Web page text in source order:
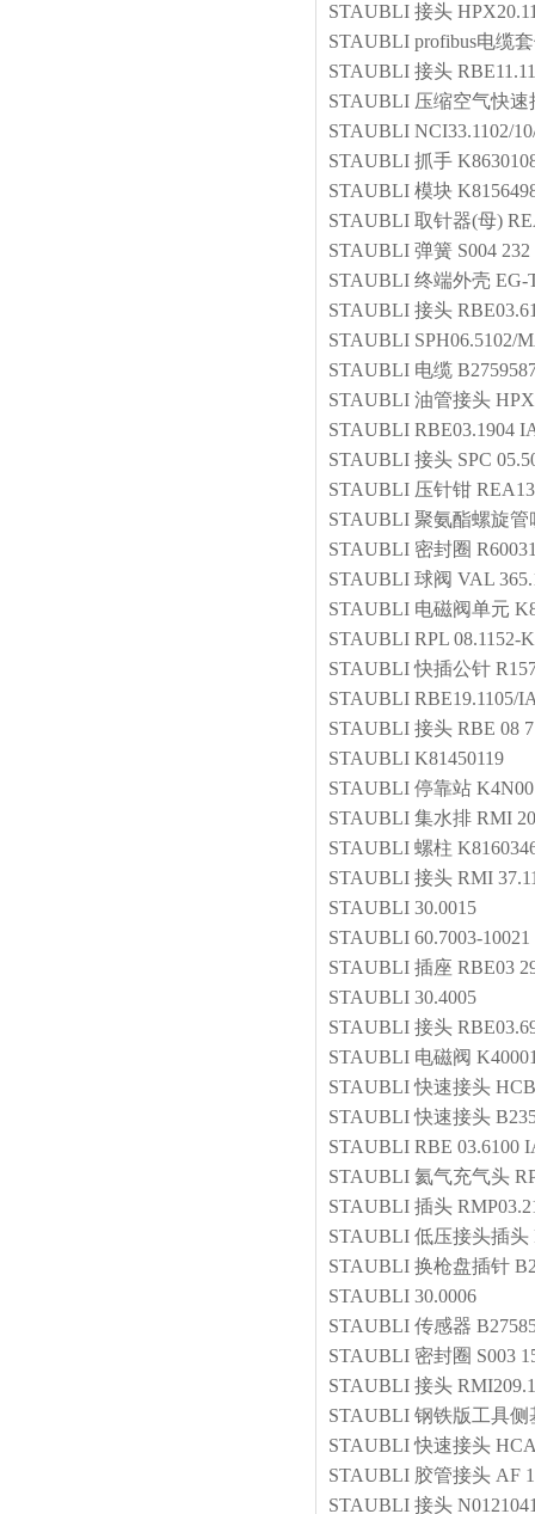
STAUBLI 接头
STAUBLI profibus电缆
STAUBLI 接头
STAUBLI 压缩空气快速
STAUBLI NCI33.1102/
STAUBLI 抓手
STAUBLI 模块
STAUBLI 取针器(母)
STAUBLI 弹簧 S004 232
STAUBLI 终端外壳 EG-
STAUBLI 接头
STAUBLI SPH06.5102/
STAUBLI 电缆
STAUBLI 油管接头
STAUBLI RBE03.1904
STAUBLI 接头 SPC
STAUBLI 压针钳
STAUBLI 聚氨酯螺旋管
STAUBLI 密封圈
STAUBLI 球阀 VAL
STAUBLI 电磁阀单元
STAUBLI RPL 08.1152-
STAUBLI 快插公针
STAUBLI RBE19.1105/
STAUBLI 接头 RBE 08
STAUBLI K81450119
STAUBLI 停靠站
STAUBLI 集水排 RMI
STAUBLI 螺柱
STAUBLI 接头 RMI
STAUBLI 30.0015
STAUBLI 60.7003-
STAUBLI 插座 RBE03
STAUBLI 30.4005
STAUBLI 接头
STAUBLI 电磁阀
STAUBLI 快速接头
STAUBLI 快速接头
STAUBLI RBE 03.6100
STAUBLI 氦气充气头
STAUBLI 插头
STAUBLI 低压接头插头
STAUBLI 换枪盘插针
STAUBLI 30.0006
STAUBLI 传感器
STAUBLI 密封圈 S003
STAUBLI 接头
STAUBLI 钢铁版工具侧
STAUBLI 快速接头
STAUBLI 胶管接头 AF
STAUBLI 接头